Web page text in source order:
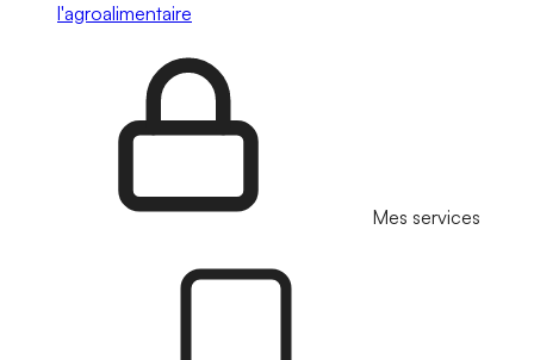
l'agroalimentaire
Mes services